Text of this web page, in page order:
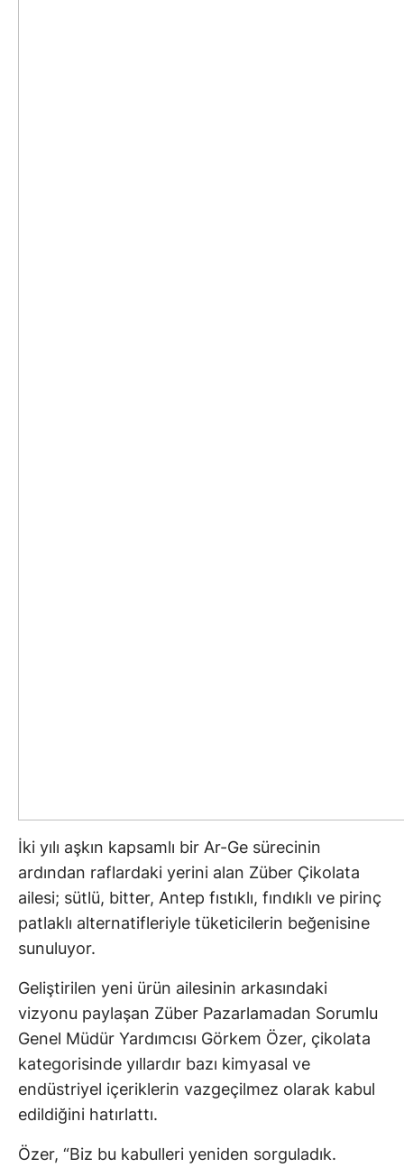
İki yılı aşkın kapsamlı bir Ar-Ge sürecinin
ardından raflardaki yerini alan Züber Çikolata
ailesi; sütlü, bitter, Antep fıstıklı, fındıklı ve pirinç
patlaklı alternatifleriyle tüketicilerin beğenisine
sunuluyor.
Geliştirilen yeni ürün ailesinin arkasındaki
vizyonu paylaşan Züber Pazarlamadan Sorumlu
Genel Müdür Yardımcısı Görkem Özer, çikolata
kategorisinde yıllardır bazı kimyasal ve
endüstriyel içeriklerin vazgeçilmez olarak kabul
edildiğini hatırlattı.
Özer, “Biz bu kabulleri yeniden sorguladık.